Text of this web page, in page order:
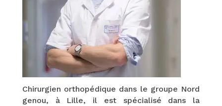
Chirurgien orthopédique dans le groupe Nord
genou, à Lille, il est spécialisé dans la